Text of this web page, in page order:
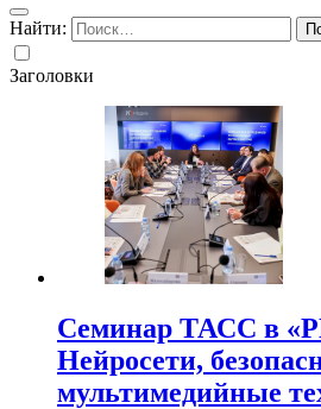
Найти:
Заголовки
Семинар ТАСС в
Нейросети,
мультимедийные